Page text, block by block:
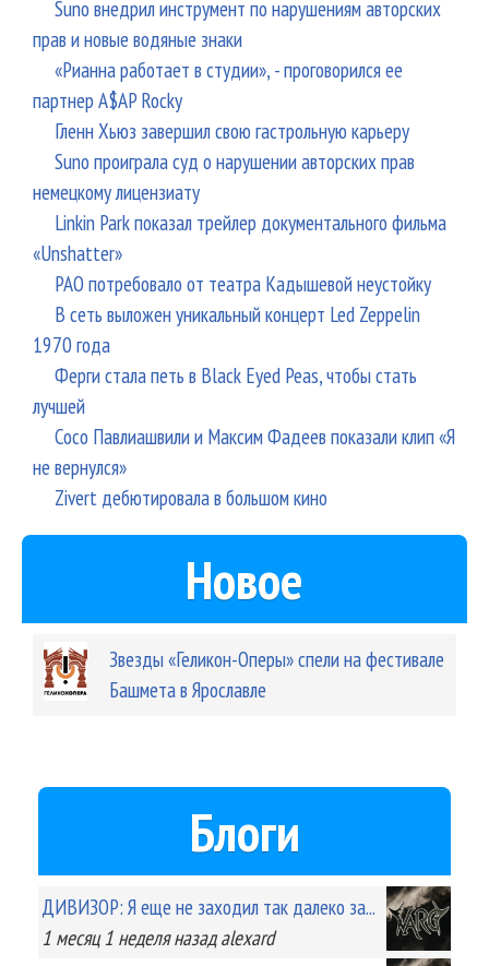
Suno внедрил инструмент по нарушениям авторских
прав и новые водяные знаки
«Рианна работает в студии», - проговорился ее
партнер A$AP Rocky
Гленн Хьюз завершил свою гастрольную карьеру
Suno проиграла суд о нарушении авторских прав
немецкому лицензиату
Linkin Park показал трейлер документального фильма
«Unshatter»
РАО потребовало от театра Кадышевой неустойку
В сеть выложен уникальный концерт Led Zeppelin
1970 года
Ферги стала петь в Black Eyed Peas, чтобы стать
лучшей
Сосо Павлиашвили и Максим Фадеев показали клип «Я
не вернулся»
Zivert дебютировала в большом кино
Новое
Звезды «Геликон-Оперы» спели на фестивале
Башмета в Ярославле
Блоги
ДИВИЗОР: Я еще не заходил так далеко за...
1 месяц 1 неделяназад alexard